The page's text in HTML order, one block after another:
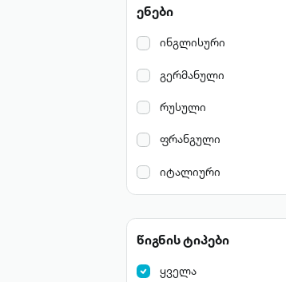
პაკეტები
ენები
ინგლისური
გერმანული
რუსული
ფრანგული
იტალიური
წიგნის ტიპები
ყველა